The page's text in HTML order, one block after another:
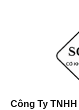
Công Ty